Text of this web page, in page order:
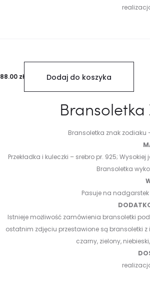
88.00 zł Dodaj do koszyka
Bransoletka
Bransoletka znak zodiaku
Przekładka i kuleczki – srebro pr. 925; Wysokiej
Bransoletka
Pasuje na
Istnieje możliwość zamówienia bransoletki
ostatnim zdjęciu przestawione są bransoletki
czarny, zielony,